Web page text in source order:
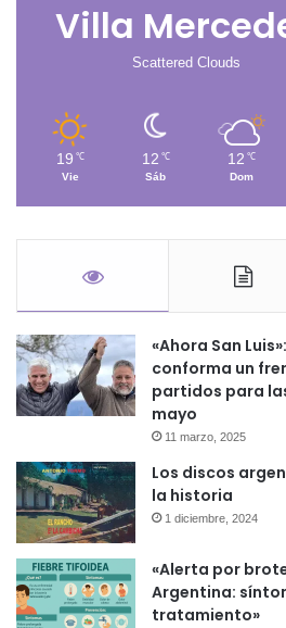
Villa
Scattered Clouds
19 ℃
Vie
12 ℃
Sáb
12 ℃
Dom
«Ahora San
conforma un
partidos para
mayo
11 marzo, 2025
Los discos
la historia
1 diciembre, 2024
«Alerta por
Argentina:
tratamiento»